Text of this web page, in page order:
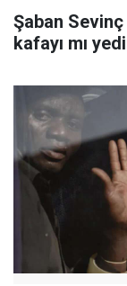
Şaban
kafayı mı